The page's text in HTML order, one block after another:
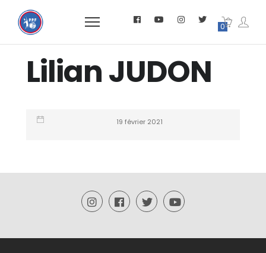
0
Lilian JUDON
19 février 2021